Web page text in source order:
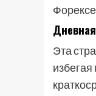
Эта